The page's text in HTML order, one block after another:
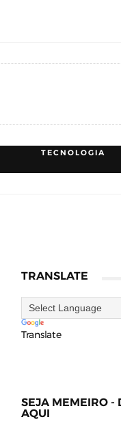
TECNOLOGIA
TRANSLATE
Translate
SEJA MEMEIRO -
AQUI